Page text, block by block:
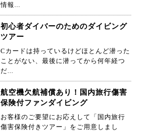
情報...
初心者ダイバーのためのダイビング
ツアー
Cカードは持っているけどほとんど潜った
ことがない、最後に潜ってから何年経つ
だ...
航空機欠航補償あり！国内旅行傷害
保険付ファンダイビング
お客様のご要望にお応えして「国内旅行
傷害保険付きツアー」をご用意しまし